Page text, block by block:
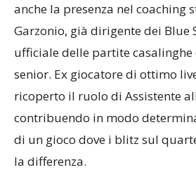
anche la presenza nel coaching
Garzonio, già dirigente dei Blue
ufficiale delle partite
senior. Ex giocatore di ottimo
ricoperto il ruolo di Assistente
contribuendo in modo
di un gioco dove i blitz sul
la differenza.